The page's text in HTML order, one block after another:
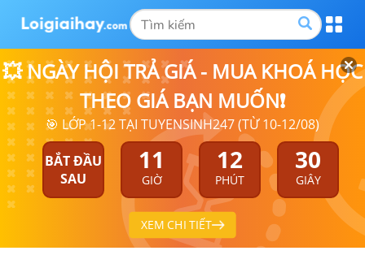
💥 NGÀY HỘI TRẢ GIÁ - MUA KHOÁ HỌC
THEO GIÁ BẠN MUỐN❗
🎯 LỚP 1-12 TẠI TUYENSINH247 (TỪ 10-12/08)
BẮT ĐẦU
SAU
11
GIỜ
12
PHÚT
30
GIÂY
XEM CHI TIẾT